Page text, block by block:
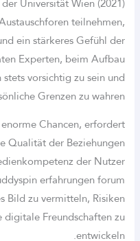
die aktiv an
Kompetenz und ein
Gleichzeitig raten
Freundschaften stets
persönliche
bietet somit enorme
Reflexion. Die Qualität
von der
wie das buddyspin
ein realistisches Bild zu
und nachhaltige digitale